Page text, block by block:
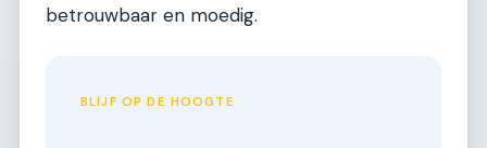
betrouwbaar en moedig.
BLIJF OP DE HOOGTE